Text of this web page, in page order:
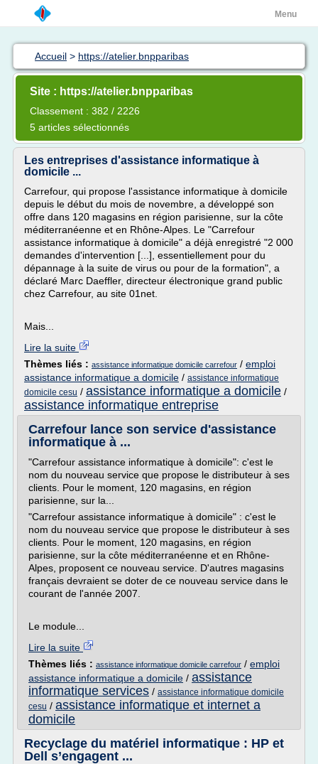
Menu
Accueil > https://atelier.bnpparibas
Site : https://atelier.bnpparibas
Classement : 382 / 2226
5 articles sélectionnés
Les entreprises d'assistance informatique à
domicile ...
Carrefour, qui propose l'assistance informatique à domicile
depuis le début du mois de novembre, a développé son
offre dans 120 magasins en région parisienne, sur la côte
méditerranéenne et en Rhône-Alpes. Le "Carrefour
assistance informatique à domicile" a déjà enregistré "2 000
demandes d'intervention [...], essentiellement pour du
dépannage à la suite de virus ou pour de la formation", a
déclaré Marc Daeffler, directeur électronique grand public
chez Carrefour, au site 01net.
Mais...
Lire la suite
Thèmes liés : assistance informatique domicile carrefour / emploi
assistance informatique a domicile / assistance informatique
domicile cesu / assistance informatique a domicile /
assistance informatique entreprise
Carrefour lance son service d'assistance
informatique à ...
"Carrefour assistance informatique à domicile": c'est le
nom du nouveau service que propose le distributeur à ses
clients. Pour le moment, 120 magasins, en région
parisienne, sur la...
"Carrefour assistance informatique à domicile" : c'est le
nom du nouveau service que propose le distributeur à ses
clients. Pour le moment, 120 magasins, en région
parisienne, sur la côte méditerranéenne et en Rhône-
Alpes, proposent ce nouveau service. D'autres magasins
français devraient se doter de ce nouveau service dans le
courant de l'année 2007.
Le module...
Lire la suite
Thèmes liés : assistance informatique domicile carrefour / emploi
assistance informatique a domicile / assistance
informatique services / assistance informatique domicile
cesu / assistance informatique et internet a
domicile
Recyclage du matériel informatique : HP et
Dell s’engagent ...